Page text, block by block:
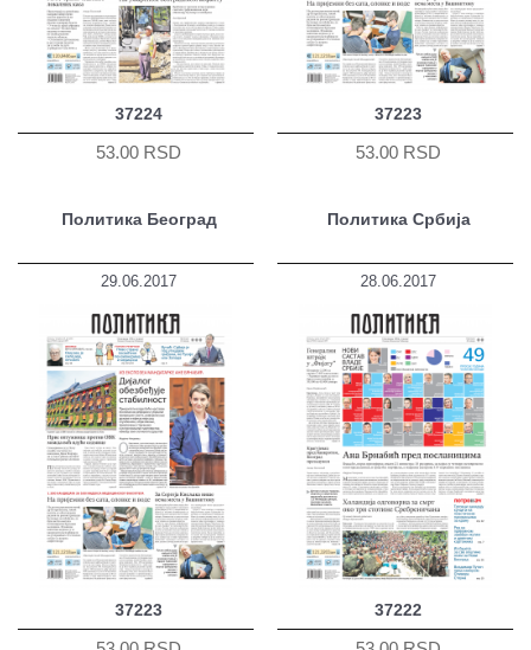
37224
53.00 RSD
37223
53.00 RSD
Политика Београд
29.06.2017
37223
Политика Србија
28.06.2017
37222